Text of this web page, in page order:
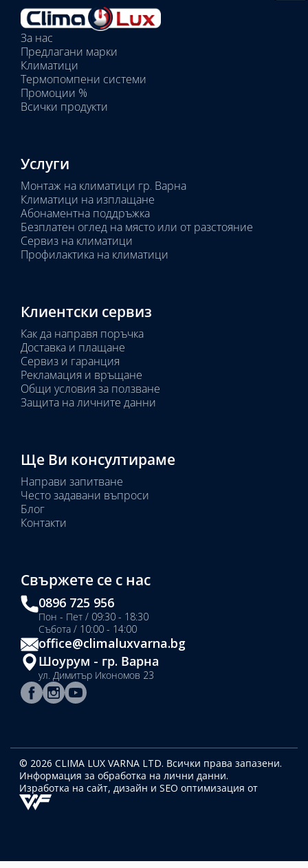
Избрани
вътрешни
тела:
Избрано
тяло:
За нас
Предлагани марки
Климатици
Термопомпени системи
Промоции %
Всички продукти
Услуги
Монтаж на климатици гр. Варна
Климатици на изплащане
Абонаментна поддръжка
Безплатен оглед на място или от разстояние
Сервиз на климатици
Профилактика на климатици
Клиентски сервиз
Как да направя поръчка
Доставка и плащане
Сервиз и гаранция
Рекламация и връщане
Общи условия за ползване
Защита на личните данни
Ще Ви консултираме
Направи запитване
Често задавани въпроси
Блог
Контакти
Свържете се с нас
0896 725 956
Пон - Пет / 09:30 - 18:30
Събота / 10:00 - 14:00
office@climaluxvarna.bg
Шоурум - гр. Варна
ул. Димитър Икономов 23
© 2026 CLIMA LUX VARNA LTD. Всички права запазени.
Информация за обработка на лични данни.
Изработка на сайт, дизайн и SEO оптимизация от